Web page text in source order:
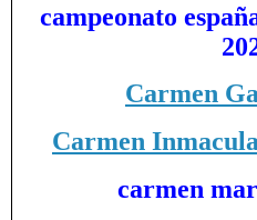
campeonato
Carmen
Carmen
carmen